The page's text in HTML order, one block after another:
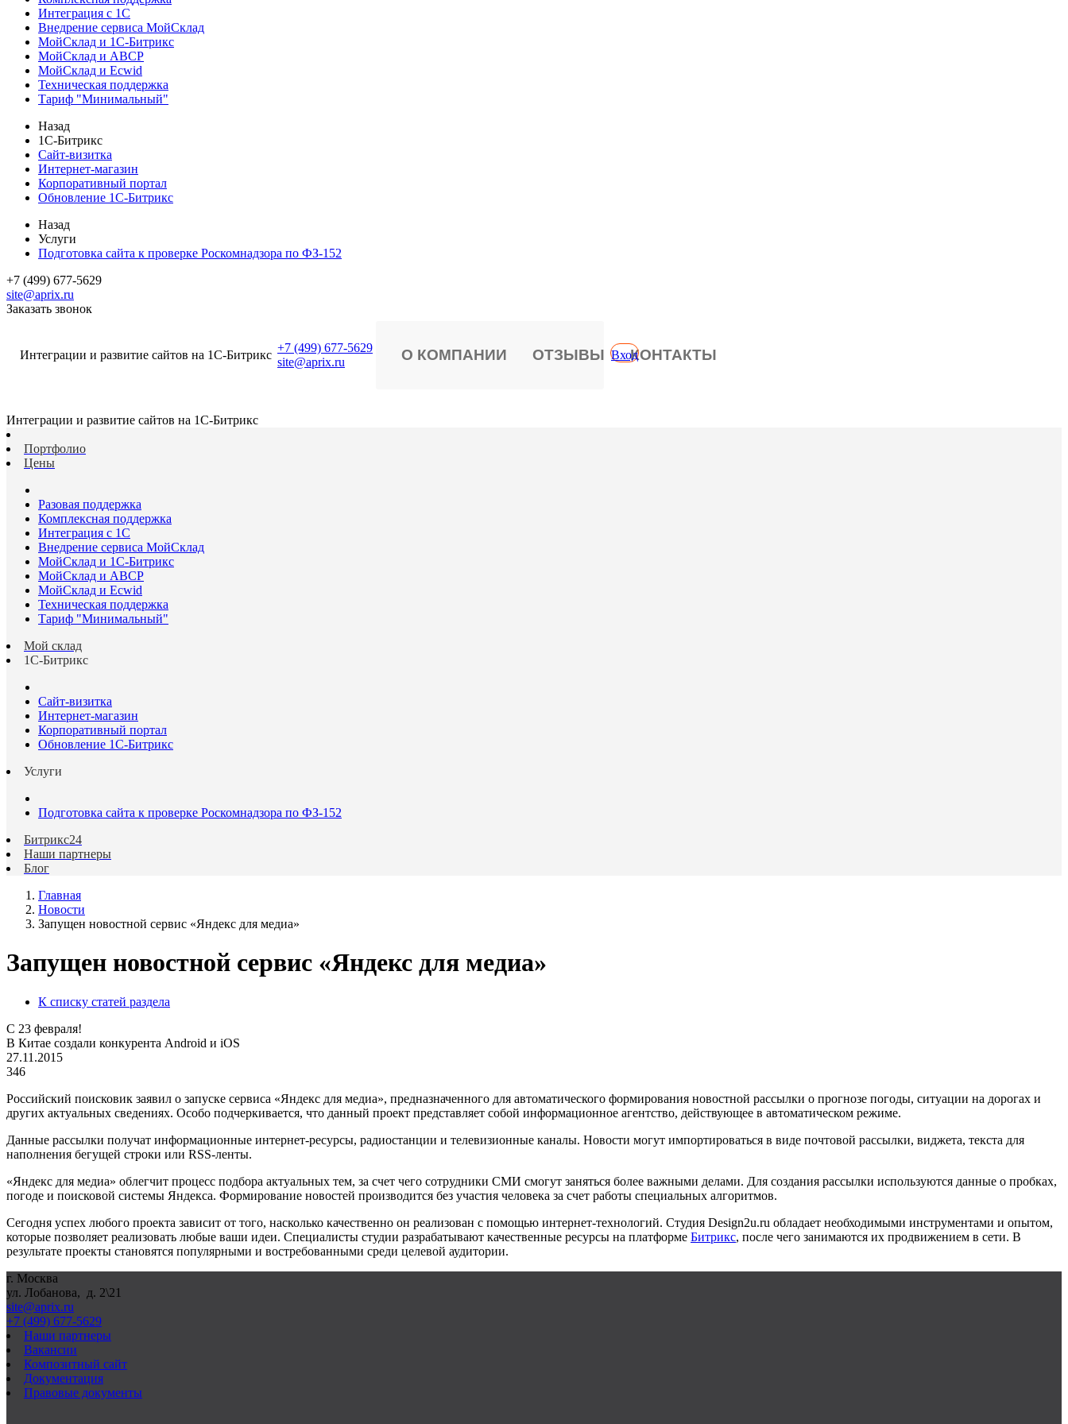
Интеграция с 1С
Внедрение сервиса МойСклад
МойСклад и 1С-Битрикс
МойСклад и ABCP
МойСклад и Ecwid
Техническая поддержка
Тариф "Минимальный"
Назад
1С-Битрикс
Сайт-визитка
Интернет-магазин
Корпоративный портал
Обновление 1С-Битрикс
Назад
Услуги
Подготовка сайта к проверке Роскомнадзора по ФЗ-152
+7 (499) 677-5629
site@aprix.ru
Заказать звонок
Интеграции и развитие сайтов на 1С-Битрикс
+7 (499) 677-5629
site@aprix.ru
О КОМПАНИИ ОТЗЫВЫ КОНТАКТЫ
Вход
Интеграции и развитие сайтов на 1С-Битрикс
Портфолио
Цены
Разовая поддержка
Комплексная поддержка
Интеграция с 1С
Внедрение сервиса МойСклад
МойСклад и 1С-Битрикс
МойСклад и ABCP
МойСклад и Ecwid
Техническая поддержка
Тариф "Минимальный"
Мой склад
1С-Битрикс
Сайт-визитка
Интернет-магазин
Корпоративный портал
Обновление 1С-Битрикс
Услуги
Подготовка сайта к проверке Роскомнадзора по ФЗ-152
Битрикс24
Наши партнеры
Блог
Главная
Новости
Запущен новостной сервис «Яндекс для медиа»
Запущен новостной сервис «Яндекс для медиа»
К списку статей раздела
С 23 февраля!
В Китае создали конкурента Android и iOS
27.11.2015
346
Российский поисковик заявил о запуске сервиса «Яндекс для медиа», предназначенного для автоматического формирования новостной рассылки о прогнозе погоды, ситуации на дорогах и
других актуальных сведениях. Особо подчеркивается, что данный проект представляет собой информационное агентство, действующее в автоматическом режиме.
Данные рассылки получат информационные интернет-ресурсы, радиостанции и телевизионные каналы. Новости могут импортироваться в виде почтовой рассылки, виджета, текста для
наполнения бегущей строки или RSS-ленты.
«Яндекс для медиа» облегчит процесс подбора актуальных тем, за счет чего сотрудники СМИ смогут заняться более важными делами. Для создания рассылки используются данные о пробках,
погоде и поисковой системы Яндекса. Формирование новостей производится без участия человека за счет работы специальных алгоритмов.
Сегодня успех любого проекта зависит от того, насколько качественно он реализован с помощью интернет-технологий. Студия Design2u.ru обладает необходимыми инструментами и опытом,
которые позволяет реализовать любые ваши идеи. Специалисты студии разрабатывают качественные ресурсы на платформе Битрикс, после чего занимаются их продвижением в сети. В
результате проекты становятся популярными и востребованными среди целевой аудитории.
г. Москва
ул. Лобанова, д. 2\21
site@aprix.ru
+7 (499) 677-5629
Наши партнеры
Вакансии
Композитный сайт
Документация
Правовые документы